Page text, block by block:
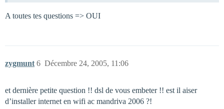
A toutes tes questions => OUI
zygmunt Décembre 24, 2005, 11:06
6
et dernière petite question !! dsl de vous embeter !! est il aiser
d’installer internet en wifi ac mandriva 2006 ?!